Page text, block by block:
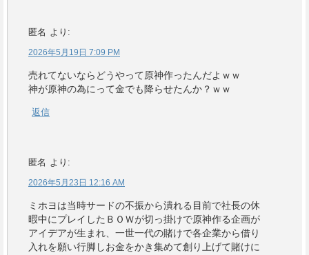
匿名 より:
2026年5月19日 7:09 PM
売れてないならどうやって原神作ったんだよｗｗ
神が原神の為にって金でも降らせたんか？ｗｗ
返信
匿名 より:
2026年5月23日 12:16 AM
ミホヨは当時サードの不振から潰れる目前で社長の休
暇中にプレイしたＢＯＷが切っ掛けで原神作る企画が
アイデアが生まれ、一世一代の賭けで各企業から借り
入れを願い行脚しお金をかき集めて創り上げて賭けに